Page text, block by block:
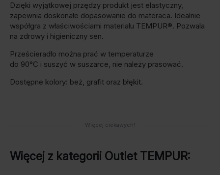
Dzięki wyjątkowej przędzy produkt jest elastyczny,
zapewnia doskonałe dopasowanie do materaca. Idealnie
współgra z właściwościami materiału TEMPUR®. Pozwala
na zdrowy i higieniczny sen.
Prześcieradło można prać w temperaturze
do 90°C i suszyć w suszarce, nie należy prasować.
Dostępne kolory: beż, grafit oraz błękit.
Więcej ciekawych!
Więcej z kategorii Outlet TEMPUR: